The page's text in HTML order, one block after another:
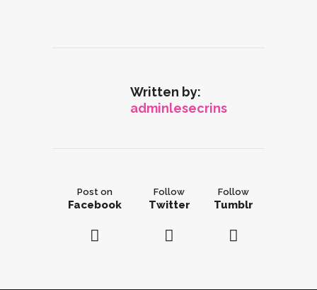
Written by:
adminlesecrins
Post on
Facebook
Follow
Twitter
Follow
Tumblr